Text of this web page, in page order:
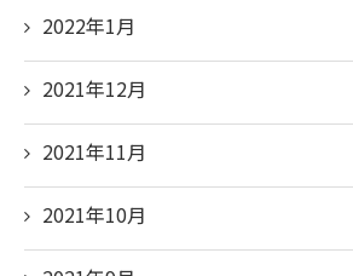
2022年1月
2021年12月
2021年11月
2021年10月